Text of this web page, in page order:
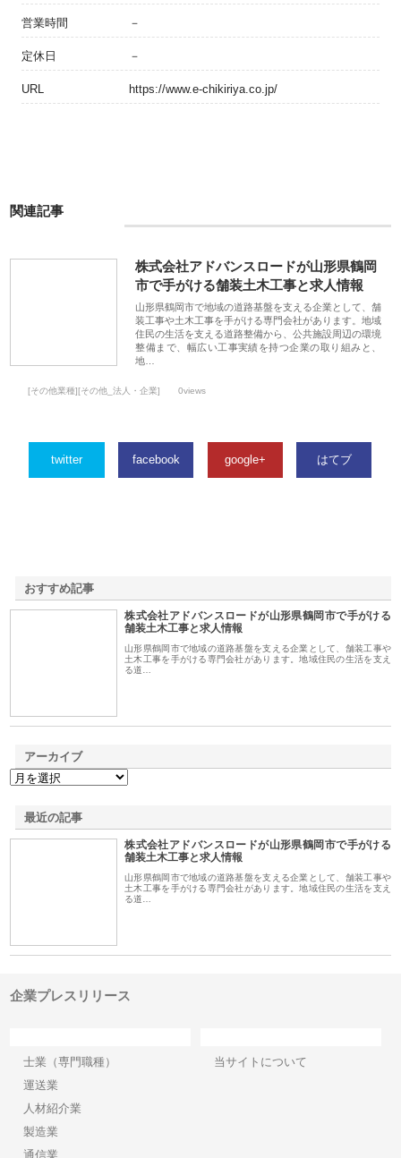
営業時間 －
定休日 －
URL https://www.e-chikiriya.co.jp/
関連記事
株式会社アドバンスロードが山形県鶴岡
市で手がける舗装土木工事と求人情報
山形県鶴岡市で地域の道路基盤を支える企業として、舗
装工事や土木工事を手がける専門会社があります。地域
住民の生活を支える道路整備から、公共施設周辺の環境
整備まで、幅広い工事実績を持つ企業の取り組みと、
地…
[その他業種][その他_法人・企業] 0views
twitter facebook google+ はてブ
おすすめ記事
株式会社アドバンスロードが山形県鶴岡市で手がける
舗装土木工事と求人情報
山形県鶴岡市で地域の道路基盤を支える企業として、舗装工事や
土木工事を手がける専門会社があります。地域住民の生活を支え
る道…
アーカイブ
最近の記事
株式会社アドバンスロードが山形県鶴岡市で手がける
舗装土木工事と求人情報
山形県鶴岡市で地域の道路基盤を支える企業として、舗装工事や
土木工事を手がける専門会社があります。地域住民の生活を支え
る道…
企業プレスリリース
士業（専門職種）
運送業
人材紹介業
製造業
通信業
当サイトについて